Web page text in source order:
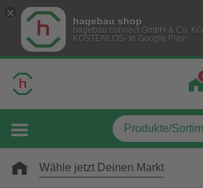
hagebau shop
hagebau connect GmbH & Co. KG
KOSTENLOS- In Google Play
Wähle jetzt Deinen Markt